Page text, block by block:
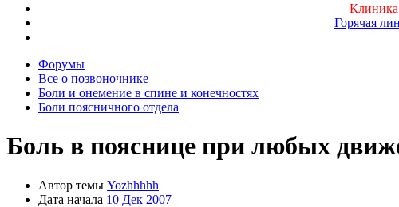
Клиника
Горячая
Форумы
Все о позвоночнике
Боли и онемение в спине и конечностях
Боли поясничного отдела
Боль в пояснице при любых
Автор темы Yozhhhhh
Дата начала 10 Дек 2007